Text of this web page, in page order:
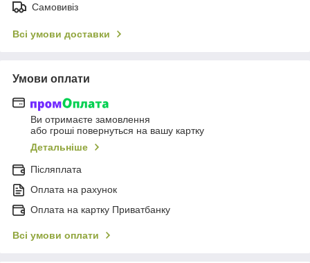
Самовивіз
Всі умови доставки
Умови оплати
Ви отримаєте замовлення
або гроші повернуться на вашу картку
Детальніше
Післяплата
Оплата на рахунок
Оплата на картку Приватбанку
Всі умови оплати